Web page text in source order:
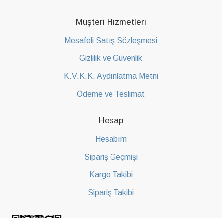
Müşteri Hizmetleri
Mesafeli Satış Sözleşmesi
Gizlilik ve Güvenlik
K.V.K.K. Aydınlatma Metni
Ödeme ve Teslimat
Hesap
Hesabım
Sipariş Geçmişi
Kargo Takibi
Sipariş Takibi